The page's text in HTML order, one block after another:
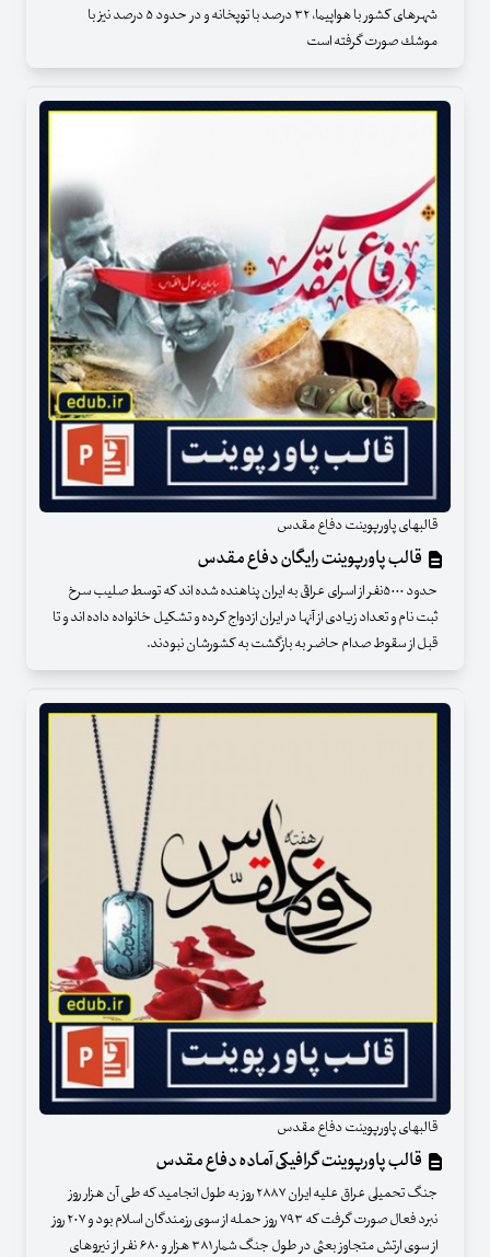
شهرهای كشور با هواپیما، ۳۲ درصد با توپخانه و در حدود ۵ درصد نیز با
موشك صورت گرفته است
قالبهای پاورپوینت دفاع مقدس
قالب پاورپوینت رایگان دفاع مقدس
حدود ۵۰۰۰نفر از اسرای عراقی به ایران پناهنده شده اند که توسط صلیب سرخ
ثبت نام و تعداد زیادی از آنها در ایران ازدواج کرده و تشکیل خانواده داده اند و تا
قبل از سقوط صدام حاضر به بازگشت به کشورشان نبودند.
قالبهای پاورپوینت دفاع مقدس
قالب پاورپوینت گرافیکی آماده دفاع مقدس
جنگ تحمیلی عراق علیه ایران ۲۸۸۷ روز به طول انجامید که طی آن هزار روز
نبرد فعال صورت گرفت که ۷۹۳ روز حمله از سوی رزمندگان اسلام بود و ۲۰۷ روز
از سوی ارتش متجاوز بعثی در طول جنگ شمار ۳۸۱ هزار و ۶۸۰ نفر از نیروهای